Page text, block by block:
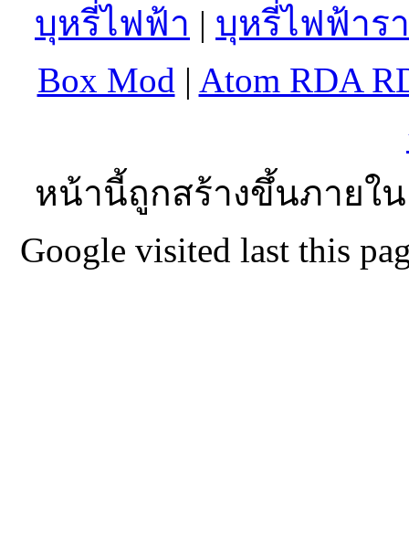
บุหรี่ไฟฟ้า | บุหรี่ไฟฟ้าร
Box Mod | Atom RDA
หน้านี้ถูกสร้างขึ้นภายใน
Google visited last this